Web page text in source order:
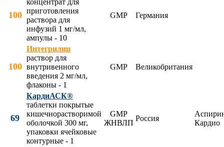
100
концентрат для
приготовления
раствора для
инфузий 1 мг/мл,
ампулы - 10
GMP Германия
100
Интегрилин
раствор для
внутривенного
введения 2 мг/мл,
флаконы - 1
GMP Великобритания
69
КардиАСК®
таблетки покрытые
кишечнорастворимой
оболочкой 300 мг,
упаковки ячейковые
контурные - 1
GMP
ЖНВЛП
Россия
Кардио